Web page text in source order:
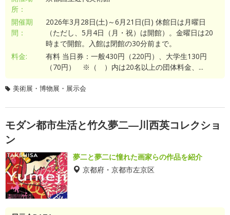
所：
開催期
間：
2026年3月28日(土)～6月21日(日) 休館日は月曜日
（ただし、5月4日（月・祝）は開館）。金曜日は20
時まで開館。入館は閉館の30分前まで。
料金:
有料 当日券：一般430円（220円）、大学生130円
（70円） ※（ ）内は20名以上の団体料金、...
美術展・博物展・展示会
モダン都市生活と竹久夢二―川西英コレクショ
ン
夢二と夢二に憧れた画家らの作品を紹介
京都府・京都市左京区